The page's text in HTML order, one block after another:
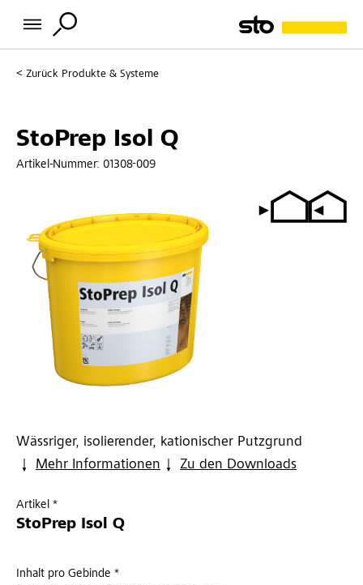
Zurück Produkte & Systeme
StoPrep Isol Q
Artikel-Nummer: 01308-009
Wässriger, isolierender, kationischer Putzgrund
Mehr Informationen
Zu den Downloads
Artikel *
StoPrep Isol Q
Inhalt pro Gebinde *